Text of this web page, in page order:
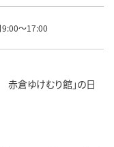
～17:00
倉ゆけむり館」の日